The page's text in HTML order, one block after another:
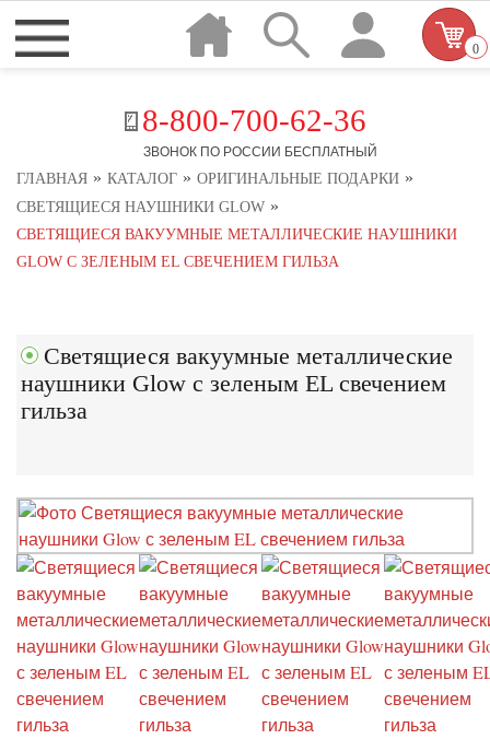
8-800-700-62-36
ЗВОНОК ПО РОССИИ БЕСПЛАТНЫЙ
0
ГЛАВНАЯ » КАТАЛОГ » ОРИГИНАЛЬНЫЕ ПОДАРКИ »
СВЕТЯЩИЕСЯ НАУШНИКИ GLOW »
СВЕТЯЩИЕСЯ ВАКУУМНЫЕ МЕТАЛЛИЧЕСКИЕ НАУШНИКИ
GLOW С ЗЕЛЕНЫМ EL СВЕЧЕНИЕМ ГИЛЬЗА
Светящиеся вакуумные металлические
наушники Glow с зеленым EL свечением
гильза